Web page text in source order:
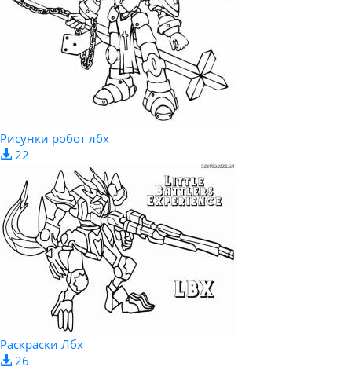
Рисунки робот лбх
22
Раскраски Лбх
26